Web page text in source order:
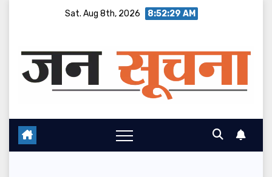
Sat. Aug 8th, 2026 8:52:30 AM